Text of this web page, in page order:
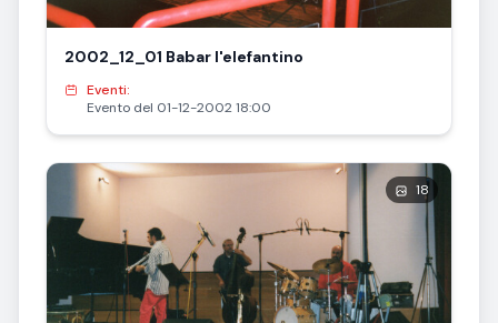
2002_12_01 Babar l'elefantino
Eventi:
Evento del 01-12-2002 18:00
18